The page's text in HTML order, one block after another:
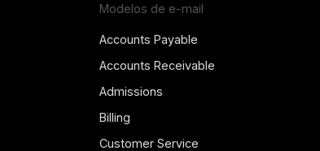
Modelos de e-mail
Accounts Payable
Accounts Receivable
Admissions
Billing
Customer Service